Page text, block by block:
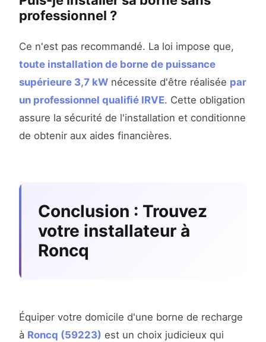
professionnel ?
Ce n'est pas recommandé. La loi impose que,
toute installation de borne de puissance
supérieure 3,7 kW nécessite d'être réalisée par
un professionnel qualifié IRVE. Cette obligation
assure la sécurité de l'installation et conditionne
de obtenir aux aides financières.
Conclusion : Trouvez
votre installateur à
Roncq
Équiper votre domicile d'une borne de recharge
à Roncq (59223) est un choix judicieux qui